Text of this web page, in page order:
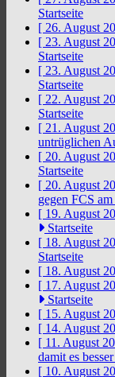
Startseite
[ 26. August
[ 23. August
Startseite
[ 23. August
Startseite
[ 22. August
Startseite
[ 21. August
untrüglichen
[ 20. August
Startseite
[ 20. August
gegen FCS
[ 19. August
Startseite
[ 18. August
Startseite
[ 18. August
[ 17. August
Startseite
[ 15. August
[ 14. August
[ 11. August
damit es
[ 10. August